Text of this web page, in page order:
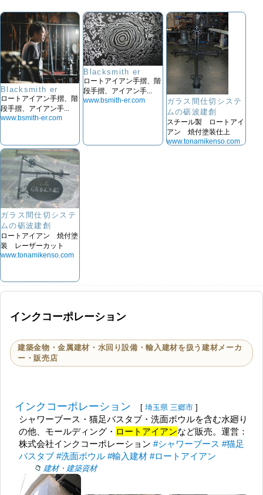
Blacksmith er
ロートアイアン手摺、階
段手摺、アイアン手...
www.bsmith-er.com
Blacksmith er
ロートアイアン手摺、階
段手摺、アイアン手...
www.bsmith-er.com
ガラス間仕切システ
ムの砺波建創
スチール製 ロートアイ
アン 焼付塗装仕上
www.tonamikenso.com
ガラス間仕切システ
ムの砺波建創
ロートアイアン 焼付塗
装 レーザーカット
www.tonamikenso.com
インクコーポレーション
建築金物・金属建材・水回り設備・輸入建材を扱う建材メーカ
ー・販売店
インクコーポレーション [ 埼玉県 三郷市 ]
シャワーブース・猫足バスタブ・洗面ボウルを含む水廻り
の他、モールディング・ ロートアイアンなど販売。運営：
株式会社インクコーポレーション#シャワーブース #猫足
バスタブ #洗面ボウル #輸入建材 #ロートアイアン
建材・建築資材